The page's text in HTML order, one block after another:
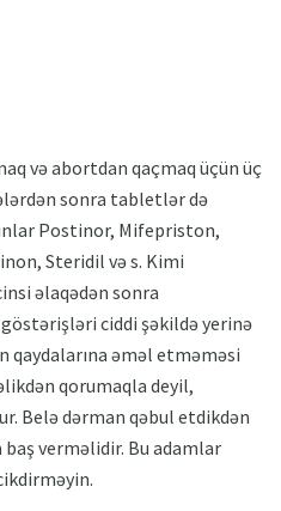
və abortdan qaçmaq üçün üç
sonra tabletlər də
Postinor, Mifepriston,
Steridil və s. Kimi
əlaqədən sonra
ciddi şəkildə yerinə
qaydalarına əməl etməməsi
qorumaqla deyil,
Belə dərman qəbul etdikdən
verməlidir. Bu adamlar